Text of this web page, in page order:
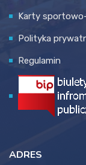
Karty
Polityka
Regulamin
ADRES